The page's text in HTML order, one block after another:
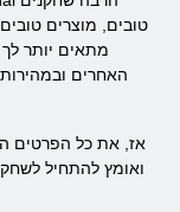
טובים, מוצרים
מתאים יותר
האחרים
אז, את כל הפרטים